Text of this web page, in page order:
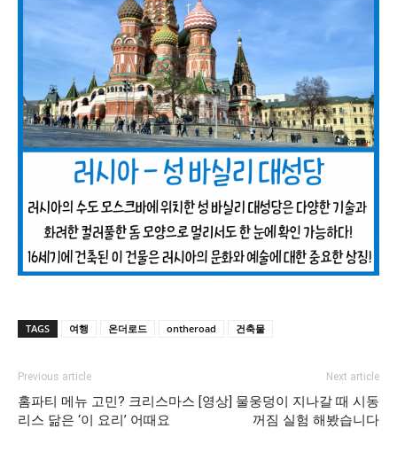
TAGS 여행 온더로드 ontheroad 건축물
Previous article
홈파티 메뉴 고민? 크리스마스
리스 닮은 ‘이 요리’ 어때요
Next article
[영상] 물웅덩이 지나갈 때 시동
꺼짐 실험 해봤습니다